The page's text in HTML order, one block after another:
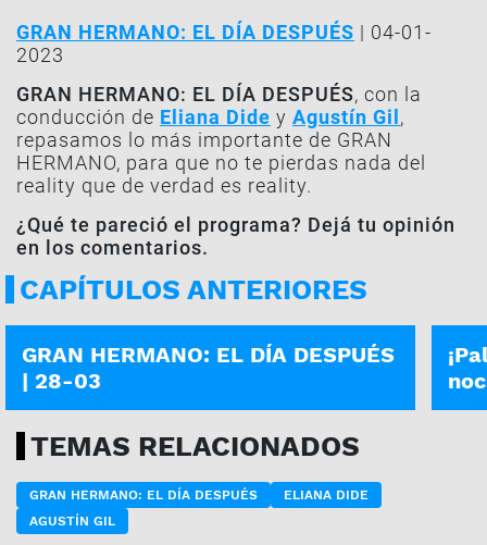
GRAN HERMANO: EL DÍA DESPUÉS | 04-01-
2023
GRAN HERMANO: EL DÍA DESPUÉS, con la
conducción de Eliana Dide y Agustín Gil,
repasamos lo más importante de GRAN
HERMANO, para que no te pierdas nada del
reality que de verdad es reality.
¿Qué te pareció el programa? Dejá tu opinión
en los comentarios.
CAPÍTULOS ANTERIORES
GRAN HERMANO: EL DÍA DESPUÉS
GRAN HERMANO: EL DÍA DESPUÉS
| 28-03
TEMAS RELACIONADOS
GRAN HERMANO: EL DÍA DESPUÉS
ELIANA DIDE
AGUSTÍN GIL